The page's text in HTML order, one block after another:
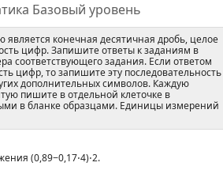
Базовый уровень
конечная десятичная дробь, целое
цифр. Запишите ответы к заданиям в
соответствующего задания. Если ответом
цифр, то запишите эту последовательность
дополнительных символов. Каждую
пишите в отдельной клеточке в
в бланке образцами. Единицы измерений
(0,89−0,17⋅4)⋅2.